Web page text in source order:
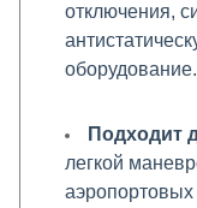
отключения,
оборудование.
Подходит
легкой
аэропортовых